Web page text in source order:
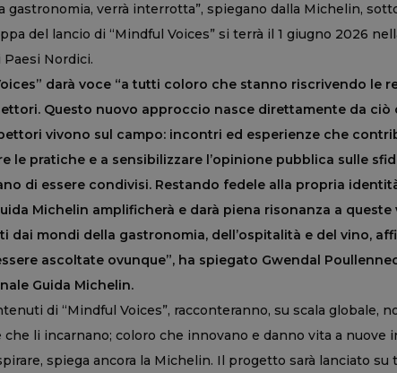
gastronomia, verrà interrotta”, spiegano dalla Michelin,
del lancio di “Mindful Voices” si terrà il 1 giugno 2026
Paesi Nordici.
darà voce “a tutti coloro che stanno riscrivendo le
Questo nuovo approccio nasce direttamente da ciò
vivono sul campo: incontri ed esperienze che
le pratiche e a sensibilizzare l’opinione pubblica sulle
di essere condivisi. Restando fedele alla propria
Michelin amplificherà e darà piena risonanza a queste
dai mondi della gastronomia, dell’ospitalità e del vino,
ascoltate ovunque”, ha spiegato Gwendal
Guida Michelin.
di “Mindful Voices”, racconteranno, su scala globale,
che li incarnano; coloro che innovano e danno vita a nuove
spiega ancora la Michelin. Il progetto sarà lanciato su